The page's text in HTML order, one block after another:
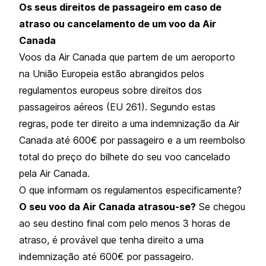
Os seus direitos de passageiro em caso de
atraso ou cancelamento de um voo da Air
Canada
Voos da Air Canada que partem de um aeroporto
na União Europeia estão abrangidos pelos
regulamentos europeus sobre direitos dos
passageiros aéreos (EU 261). Segundo estas
regras, pode ter direito a uma indemnização da Air
Canada até 600€ por passageiro e a um reembolso
total do preço do bilhete do seu voo cancelado
pela Air Canada.
O que informam os regulamentos especificamente?
O seu voo da Air Canada atrasou-se? Se chegou
ao seu destino final com pelo menos 3 horas de
atraso, é provável que tenha direito a uma
indemnização até 600€ por passageiro.